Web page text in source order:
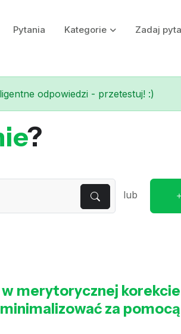
Pytania Kategorie Zadaj
odpowiedzi - przetestuj! :)
?
lub
merytorycznej
za